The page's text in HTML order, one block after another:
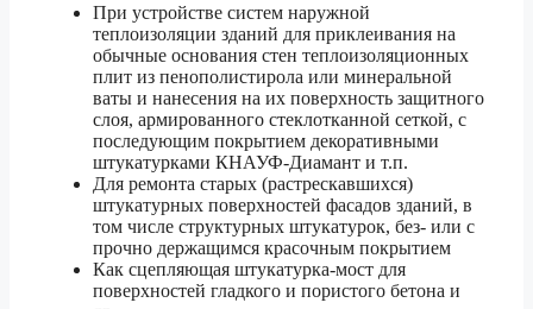
При устройстве систем наружной
теплоизоляции зданий для приклеивания на
обычные основания стен теплоизоляционных
плит из пенополистирола или минеральной
ваты и нанесения на их поверхность защитного
слоя, армированного стеклотканной сеткой, с
последующим покрытием декоративными
штукатурками КНАУФ-Диамант и т.п.
Для ремонта старых (растрескавшихся)
штукатурных поверхностей фасадов зданий, в
том числе структурных штукатурок, без- или с
прочно держащимся красочным покрытием
Как сцепляющая штукатурка-мост для
поверхностей гладкого и пористого бетона и